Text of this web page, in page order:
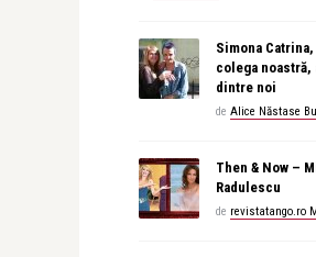
Simona
colega
dintre noi
de Alice Năstase
Then & Now –
Radulescu
de revistatango.ro